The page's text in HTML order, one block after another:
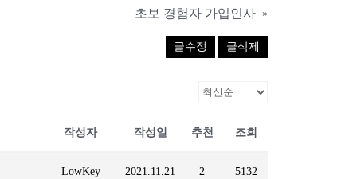
초보 경험자 가입인사 »
글수정 글삭제
작성자 작성일 추천 조회
LowKey 2021.11.21 2 5132